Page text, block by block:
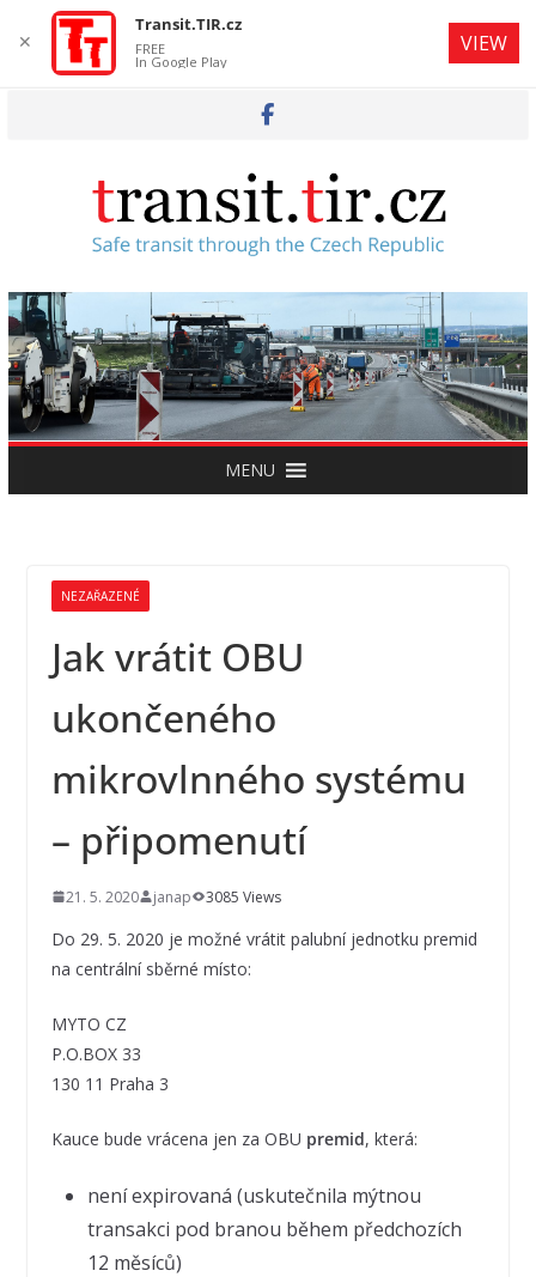
MENU
NEZAŘAZENÉ
Jak vrátit OBU
ukončeného
mikrovlnného systému
– připomenutí
21. 5. 2020 janap 3085 Views
Do 29. 5. 2020 je možné vrátit palubní jednotku premid
na centrální sběrné místo:
MYTO CZ
P.O.BOX 33
130 11 Praha 3
Kauce bude vrácena jen za OBU premid, která:
není expirovaná (uskutečnila mýtnou
transakci pod branou během předchozích
12 měsíců)
✕
Transit.TIR.cz
FREE
In Google Play
VIEW